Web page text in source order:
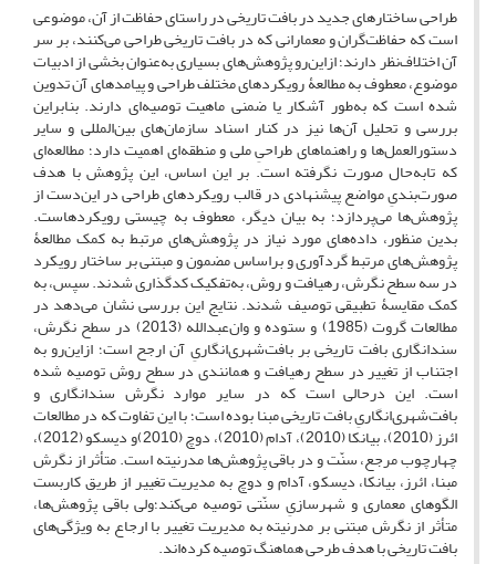
طراحی ساختارهای جدید در بافت تاریخی در راستای حفاظت از آن، موضوعی
است که حفاظت‌گران و معمارانی که در بافت تاریخی طراحی می‌کنند، بر سر
آن اختلاف‌نظر دارند؛ ازاین‌رو پژوهش‌های بسیاری به‌عنوان بخشی از ادبیات
موضوع، معطوف به مطالعۀ رویکردهای مختلف طراحی و پیامدهای آن تدوین
شده است که به‌طور آشکار یا ضمنی ماهیت توصیه‌ای دارند. بنابراین
بررسی و تحلیل آن‌ها نیز در کنار اسناد سازمان‌های بین‌المللی و سایر
دستورالعمل‌ها و راهنماهای طراحیِ ملی و منطقه‌ای اهمیت دارد؛ مطالعه‌ای
که تابه‌حال صورت نگرفته است. بر این اساس، این پژوهش با هدف
صورت‌بندیِ مواضع پیشنهادی در قالب رویکردهای طراحی در این‌دست از
پژوهش‌ها می‌پردازد؛ به بیان دیگر، معطوف به چیستی رویکردهاست.
بدین منظور، داده‌های مورد نیاز در پژوهش‌های مرتبط به کمک مطالعۀ
پژوهش‌های مرتبط گردآوری و براساس مضمون و مبتنی بر ساختار رویکرد
در سه سطح نگرش، رهیافت و روش، به‌تفکیک کدگذاری شدند. سپس، به
کمک مقایسۀ تطبیقی توصیف شدند. نتایج این بررسی نشان می‌دهد در
مطالعات گروت (1985) و ستوده و وان‌عبدالله (2013) در سطح نگرش،
سندانگاری بافت تاریخی بر بافت‌شهری‌انگاریِ آن ارجح است؛ ازاین‌رو به
اجتناب از تغییر در سطح رهیافت و همانندی در سطح روش توصیه شده
است. این درحالی است که در سایر موارد نگرش سندانگاری و
بافت‌شهری‌‌انگاریِ بافت تاریخی مبنا بوده است؛ با این تفاوت که در مطالعات
ائرز (2010)، بیانکا (2010)، آدام (2010)، دوچ (2010)و دیسکو (2012)،
چهارچوب مرجع، سنّت و در باقی پژوهش‌ها مدرنیته است. متأثر از نگرش‌
مبنا، ائرز، بیانکا، دیسکو، آدام و دوچ به مدیریت تغییر از طریق کاربست
الگوهای معماری و شهرسازیِ سنّتی توصیه می‌کند؛ولی باقی پژوهش‌ها،
متأثر از نگرش مبتنی بر مدرنیته به مدیریت تغییر با ارجاع به ویژگی‌های
بافت تاریخی با هدف طرحی هماهنگ توصیه کرده‌اند.